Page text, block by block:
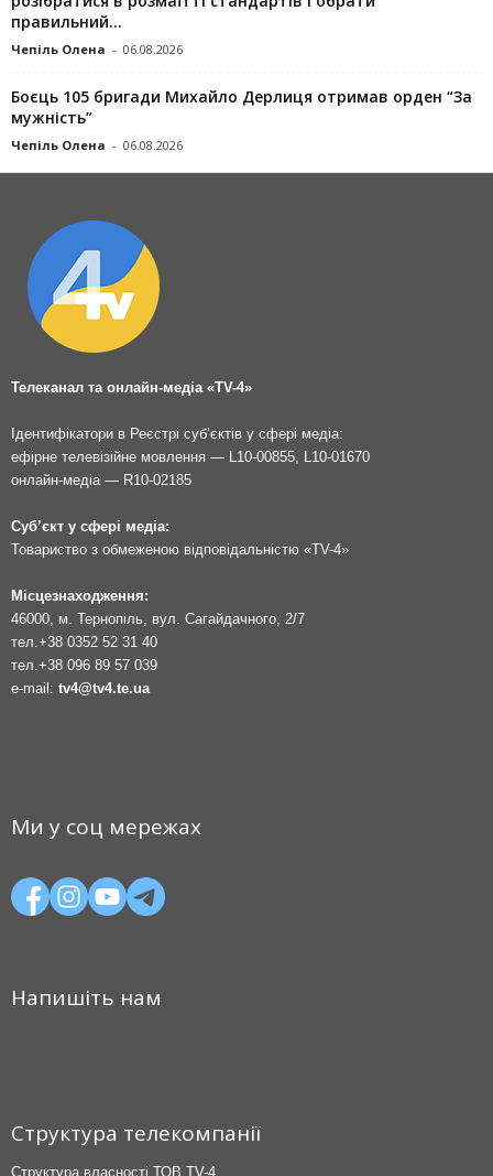
правильний...
Чепіль Олена - 06.08.2026
Боєць 105 бригади Михайло Дерлиця отримав орден “За
мужність”
Чепіль Олена - 06.08.2026
Телеканал та онлайн-медіа «TV-4»
Ідентифікатори в Реєстрі суб’єктів у сфері медіа:
ефірне телевізійне мовлення — L10-00855, L10-01670
онлайн-медіа — R10-02185
Суб’єкт у сфері медіа:
Товариство з обмеженою відповідальністю «TV-4»
Місцезнаходження:
46000, м. Тернопіль, вул. Сагайдачного, 2/7
тел. +38 0352 52 31 40
тел. +38 096 89 57 039
e-mail: tv4@tv4.te.ua
Ми у соц мережах
Напишіть нам
Структура телекомпанії
Структура власності ТОВ TV-4